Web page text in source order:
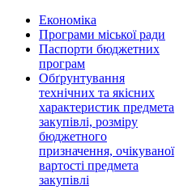
Економіка
Програми міської ради
Паспорти бюджетних
програм
Обґрунтування
технічних та якісних
характеристик предмета
закупівлі, розміру
бюджетного
призначення, очікуваної
вартості предмета
закупівлі